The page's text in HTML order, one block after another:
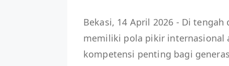
Bekasi, 14 April 2026 - Di
memiliki pola pikir internasional
kompetensi penting bagi